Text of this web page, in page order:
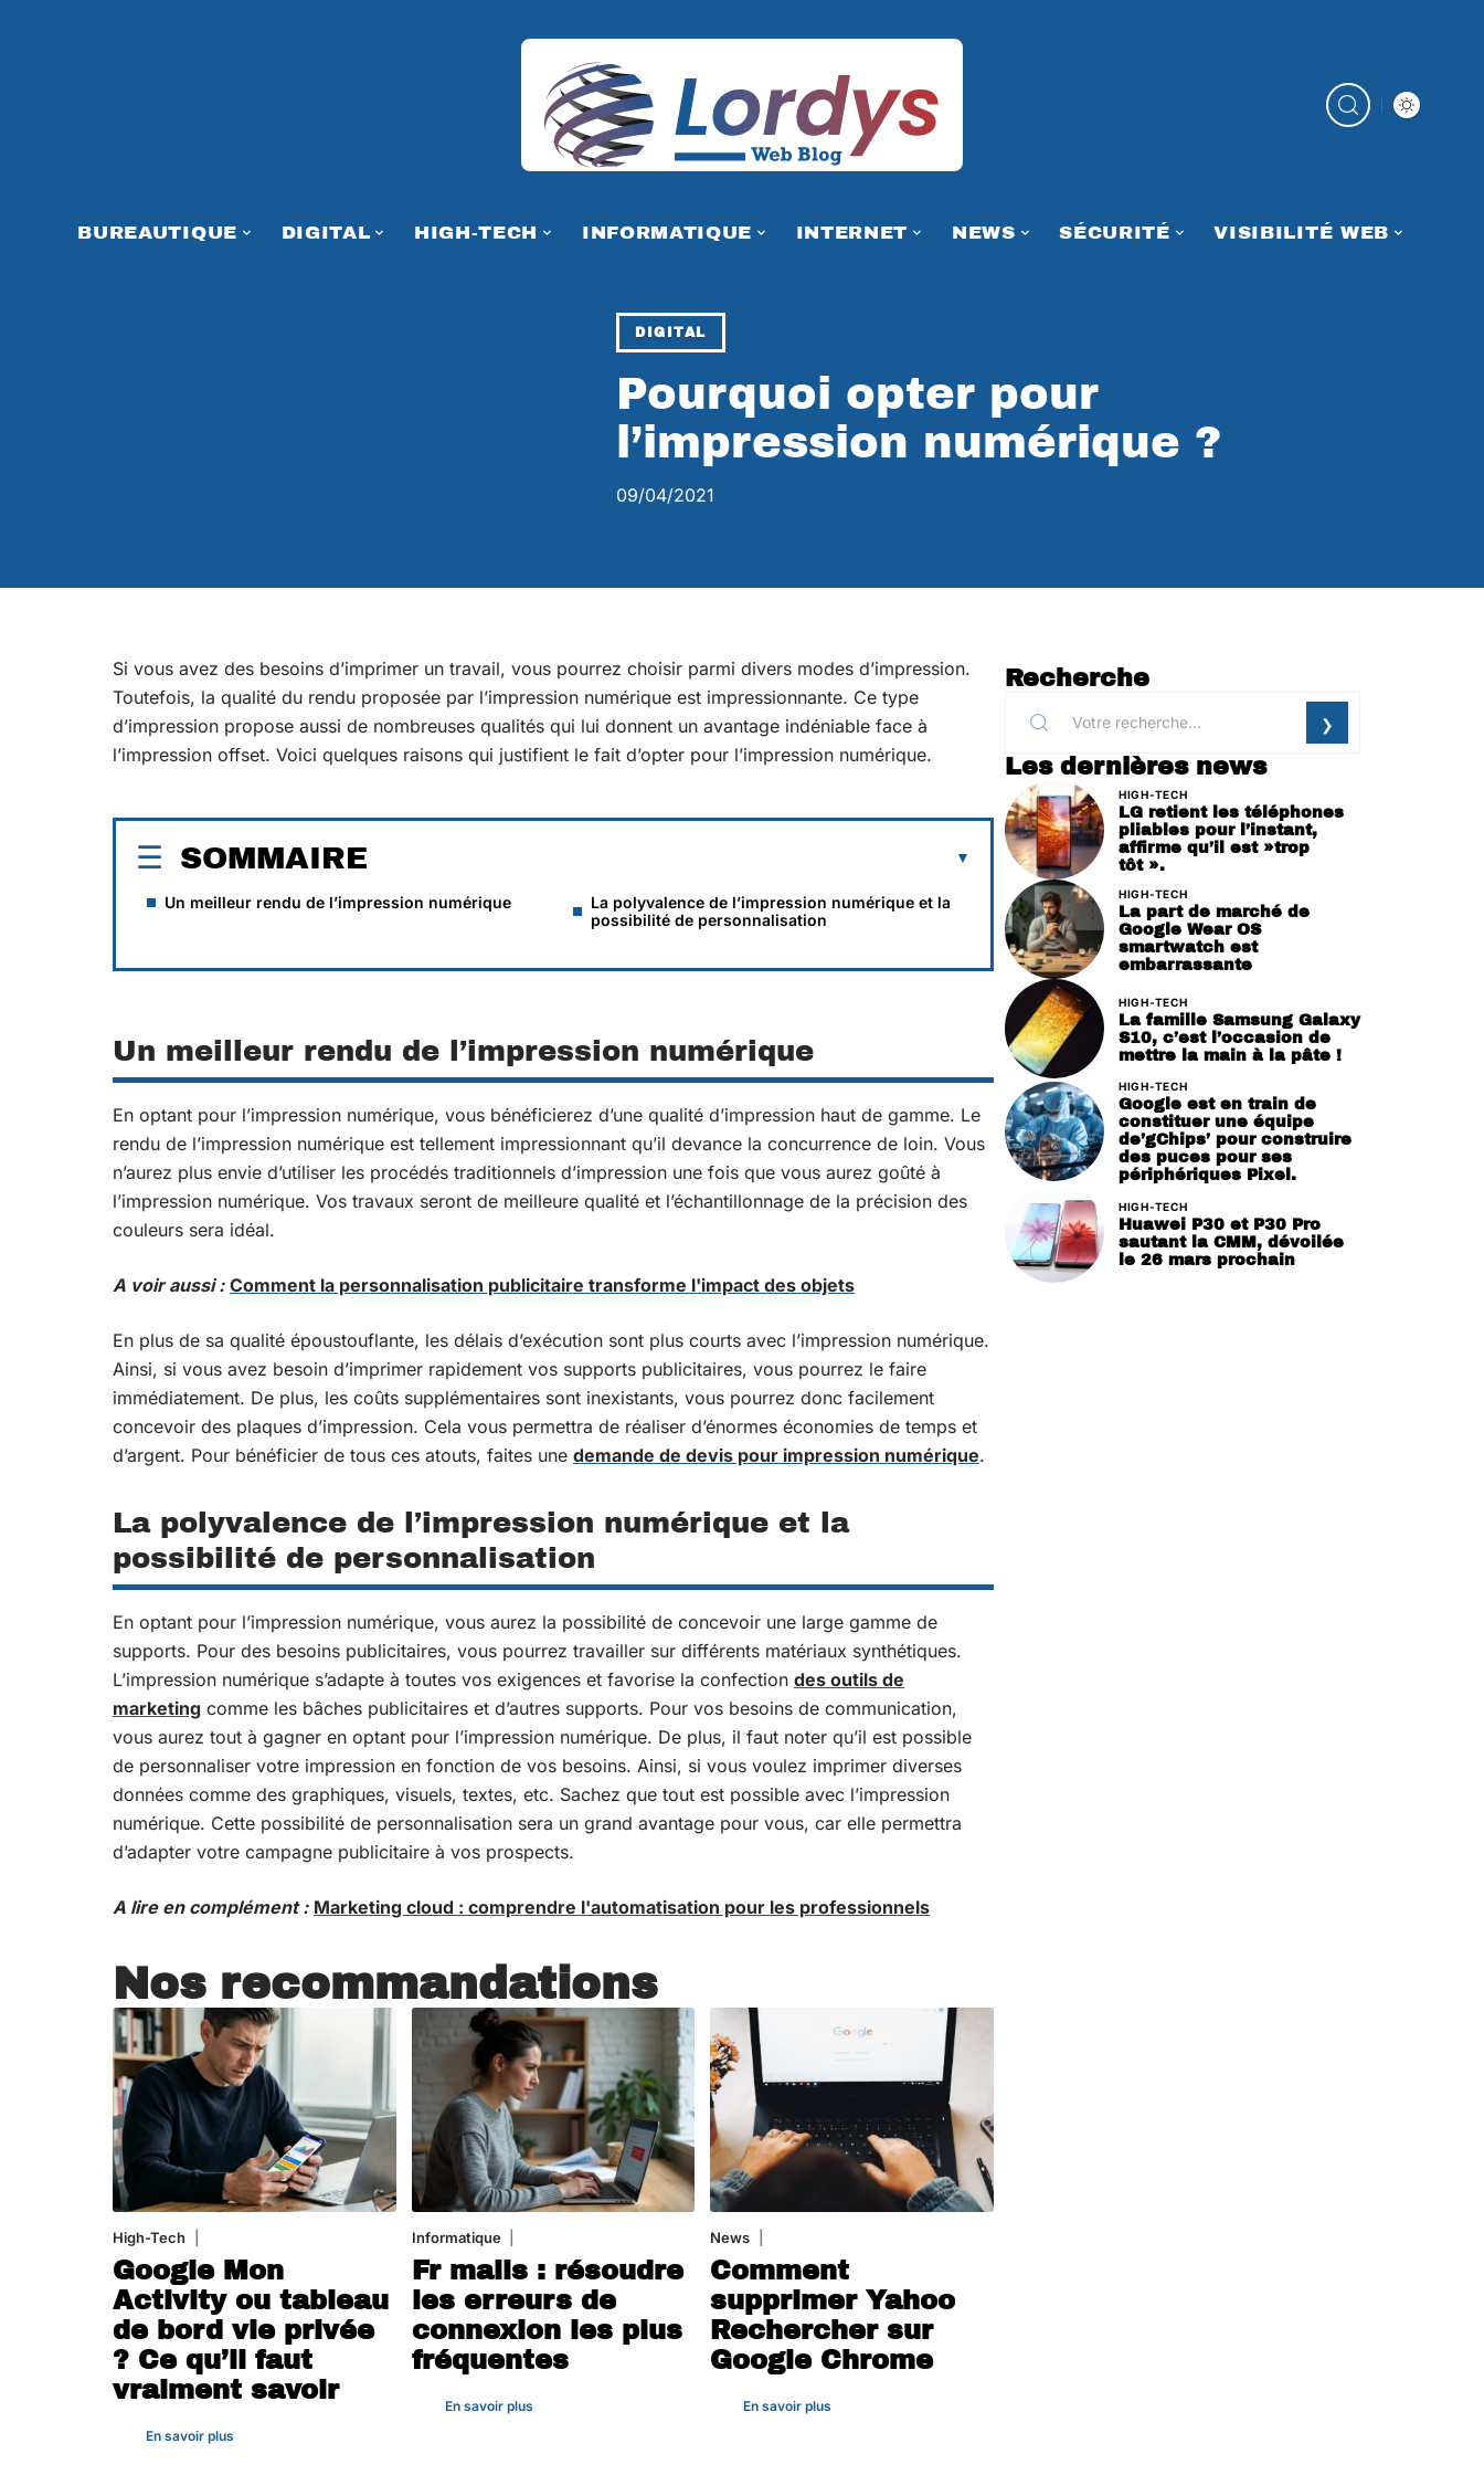
BUREAUTIQUE DIGITAL HIGH-TECH INFORMATIQUE INTERNET NEWS SÉCURITÉ VISIBILITÉ WEB
DIGITAL
Pourquoi opter pour
l’impression numérique ?
09/04/2021
Si vous avez des besoins d’imprimer un travail, vous pourrez choisir parmi divers modes d’impression.
Toutefois, la qualité du rendu proposée par l’impression numérique est impressionnante. Ce type
d’impression propose aussi de nombreuses qualités qui lui donnent un avantage indéniable face à
l’impression offset. Voici quelques raisons qui justifient le fait d’opter pour l’impression numérique.
SOMMAIRE
Un meilleur rendu de l’impression numérique
La polyvalence de l’impression numérique et la
possibilité de personnalisation
Un meilleur rendu de l’impression numérique
En optant pour l’impression numérique, vous bénéficierez d’une qualité d’impression haut de gamme. Le
rendu de l’impression numérique est tellement impressionnant qu’il devance la concurrence de loin. Vous
n’aurez plus envie d’utiliser les procédés traditionnels d’impression une fois que vous aurez goûté à
l’impression numérique. Vos travaux seront de meilleure qualité et l’échantillonnage de la précision des
couleurs sera idéal.
A voir aussi : Comment la personnalisation publicitaire transforme l'impact des objets
En plus de sa qualité époustouflante, les délais d’exécution sont plus courts avec l’impression numérique.
Ainsi, si vous avez besoin d’imprimer rapidement vos supports publicitaires, vous pourrez le faire
immédiatement. De plus, les coûts supplémentaires sont inexistants, vous pourrez donc facilement
concevoir des plaques d’impression. Cela vous permettra de réaliser d’énormes économies de temps et
d’argent. Pour bénéficier de tous ces atouts, faites une demande de devis pour impression numérique.
La polyvalence de l’impression numérique et la
possibilité de personnalisation
En optant pour l’impression numérique, vous aurez la possibilité de concevoir une large gamme de
supports. Pour des besoins publicitaires, vous pourrez travailler sur différents matériaux synthétiques.
L’impression numérique s’adapte à toutes vos exigences et favorise la confection des outils de
marketing comme les bâches publicitaires et d’autres supports. Pour vos besoins de communication,
vous aurez tout à gagner en optant pour l’impression numérique. De plus, il faut noter qu’il est possible
de personnaliser votre impression en fonction de vos besoins. Ainsi, si vous voulez imprimer diverses
données comme des graphiques, visuels, textes, etc. Sachez que tout est possible avec l’impression
numérique. Cette possibilité de personnalisation sera un grand avantage pour vous, car elle permettra
d’adapter votre campagne publicitaire à vos prospects.
A lire en complément : Marketing cloud : comprendre l'automatisation pour les professionnels
Nos recommandations
High-Tech
Google Mon
Activity ou tableau
de bord vie privée
? Ce qu’il faut
vraiment savoir
En savoir plus
Informatique
Fr mails : résoudre
les erreurs de
connexion les plus
fréquentes
En savoir plus
News
Comment
supprimer Yahoo
Rechercher sur
Google Chrome
En savoir plus
Recherche
Les dernières news
HIGH-TECH
LG retient les téléphones
pliables pour l’instant,
affirme qu’il est »trop
tôt ».
HIGH-TECH
La part de marché de
Google Wear OS
smartwatch est
embarrassante
HIGH-TECH
La famille Samsung Galaxy
S10, c’est l’occasion de
mettre la main à la pâte !
HIGH-TECH
Google est en train de
constituer une équipe
de’gChips’ pour construire
des puces pour ses
périphériques Pixel.
HIGH-TECH
Huawei P30 et P30 Pro
sautant la CMM, dévoilée
le 26 mars prochain